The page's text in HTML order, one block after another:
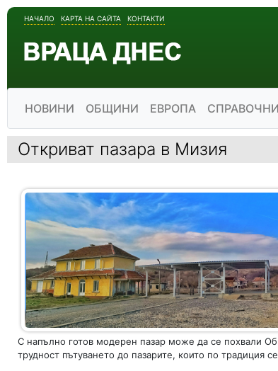
НАЧАЛО КАРТА НА САЙТА КОНТАКТИ
НОВИНИ ОБЩИНИ ЕВРОПА
Откриват пазара в Мизия
С напълно готов модерен пазар може да се похвали
трудност пътуването до пазарите, които по традиция